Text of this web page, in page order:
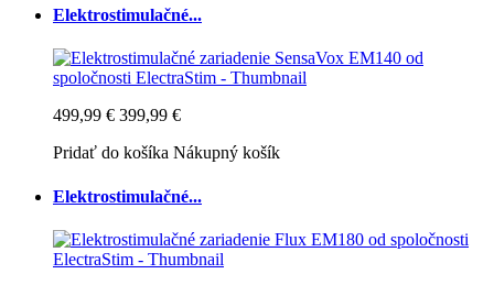
Elektrostimulačné...
499,99 € 399,99 €
Pridať do košíka Nákupný košík
Elektrostimulačné...